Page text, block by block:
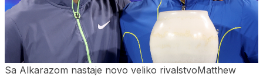
Sa Alkarazom nastaje novo veliko rivalstvoMatthew